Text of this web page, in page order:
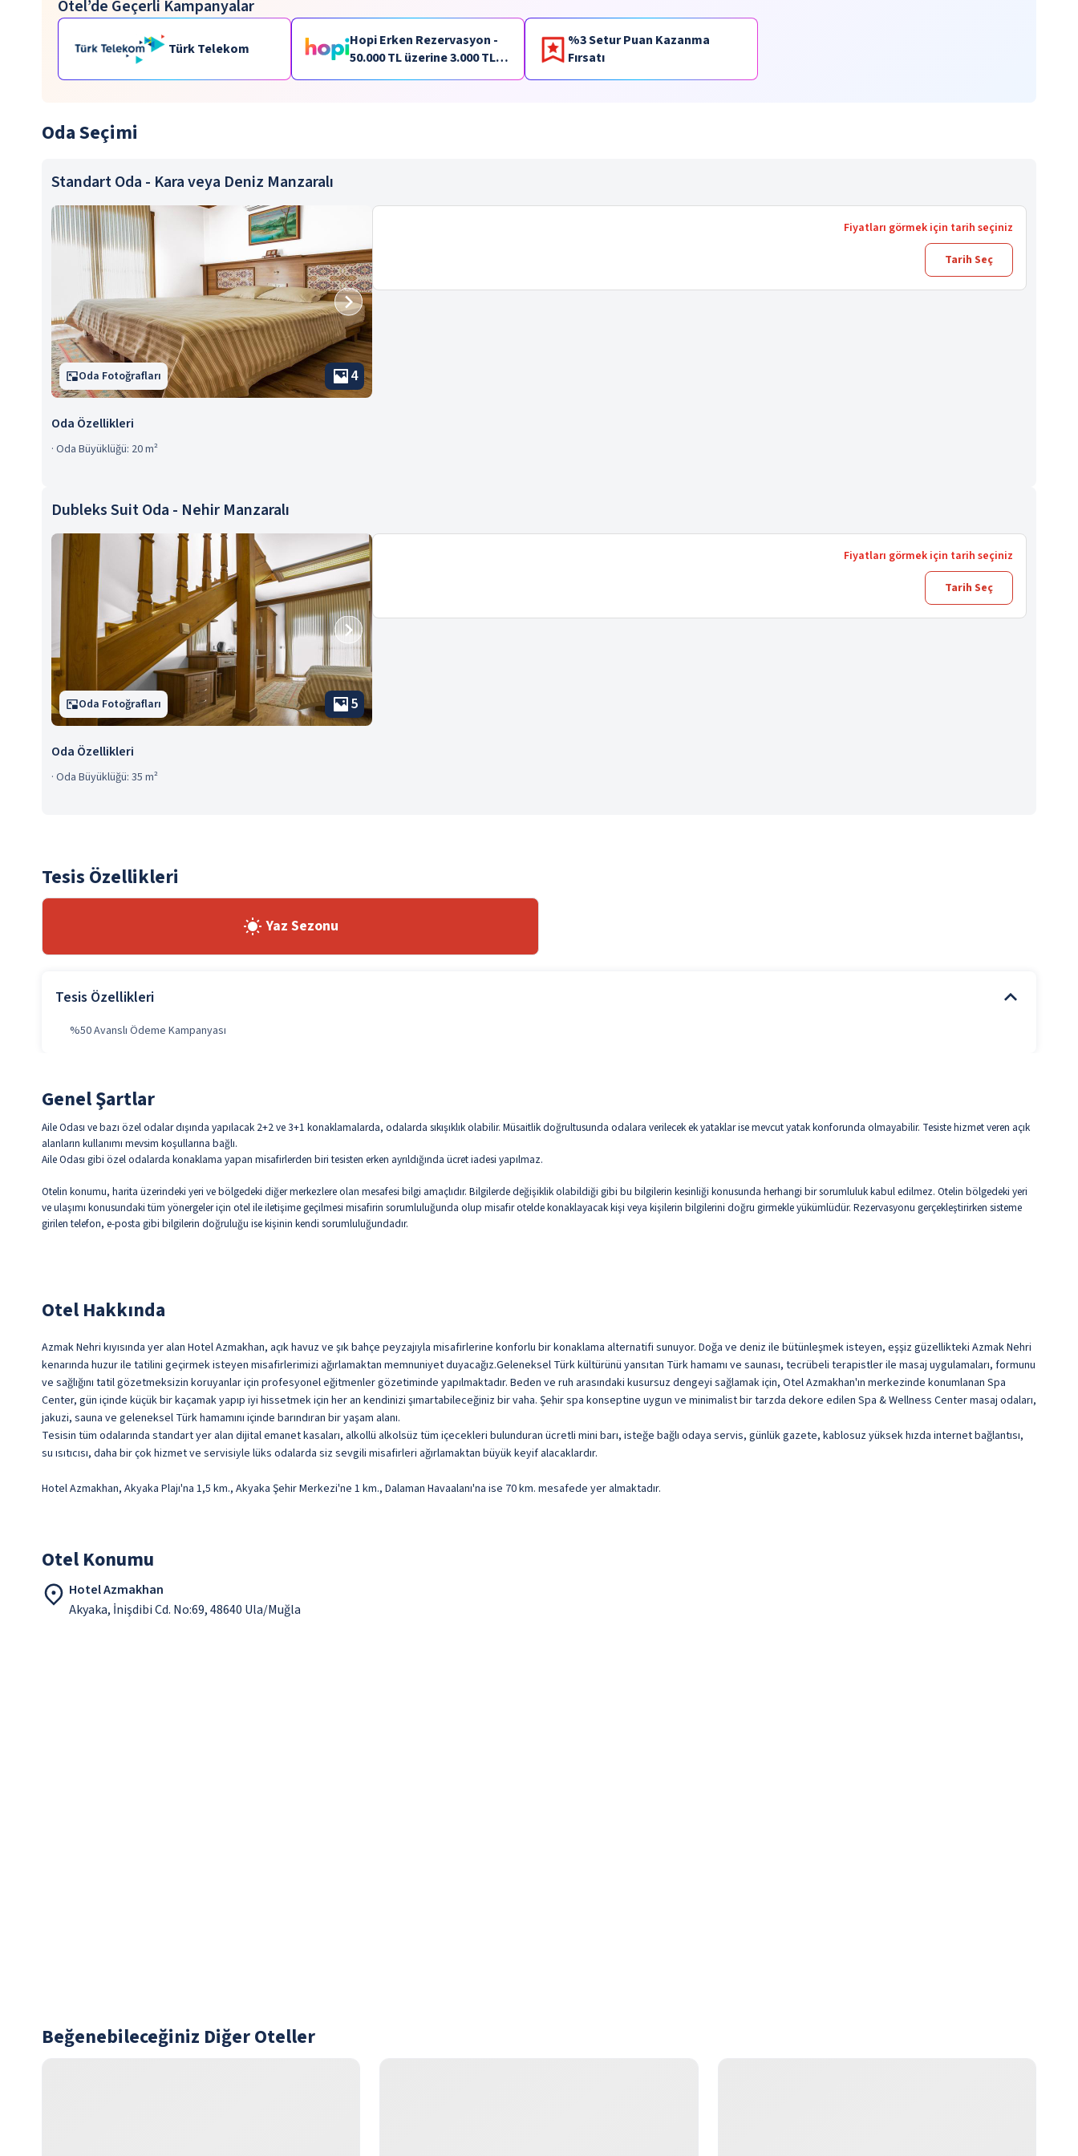
Otel’de Geçerli Kampanyalar
Türk Telekom
Hopi Erken Rezervasyon -
50.000 TL üzerine 3.000 TL
paracık
%3 Setur Puan Kazanma
Fırsatı
Oda Seçimi
Standart Oda - Kara veya Deniz Manzaralı
Oda Fotoğrafları 4
Oda Özellikleri
· Oda Büyüklüğü: 20 m²
Fiyatları görmek için tarih seçiniz
Tarih Seç
Dubleks Suit Oda - Nehir Manzaralı
Oda Fotoğrafları 5
Oda Özellikleri
· Oda Büyüklüğü: 35 m²
Fiyatları görmek için tarih seçiniz
Tarih Seç
Tesis Özellikleri
Yaz Sezonu
Tesis Özellikleri
%50 Avanslı Ödeme Kampanyası
Genel Şartlar
Aile Odası ve bazı özel odalar dışında yapılacak 2+2 ve 3+1 konaklamalarda, odalarda sıkışıklık olabilir. Müsaitlik doğrultusunda odalara verilecek ek yataklar ise mevcut yatak konforunda olmayabilir. Tesiste hizmet veren açık
alanların kullanımı mevsim koşullarına bağlı.
Aile Odası gibi özel odalarda konaklama yapan misafirlerden biri tesisten erken ayrıldığında ücret iadesi yapılmaz.
Otelin konumu, harita üzerindeki yeri ve bölgedeki diğer merkezlere olan mesafesi bilgi amaçlıdır. Bilgilerde değişiklik olabildiği gibi bu bilgilerin kesinliği konusunda herhangi bir sorumluluk kabul edilmez. Otelin bölgedeki yeri
ve ulaşımı konusundaki tüm yönergeler için otel ile iletişime geçilmesi misafirin sorumluluğunda olup misafir otelde konaklayacak kişi veya kişilerin bilgilerini doğru girmekle yükümlüdür. Rezervasyonu gerçekleştirirken sisteme
girilen telefon, e-posta gibi bilgilerin doğruluğu ise kişinin kendi sorumluluğundadır.
Otel Hakkında
Azmak Nehri kıyısında yer alan Hotel Azmakhan, açık havuz ve şık bahçe peyzajıyla misafirlerine konforlu bir konaklama alternatifi sunuyor. Doğa ve deniz ile bütünleşmek isteyen, eşşiz güzellikteki Azmak Nehri
kenarında huzur ile tatilini geçirmek isteyen misafirlerimizi ağırlamaktan memnuniyet duyacağız.Geleneksel Türk kültürünü yansıtan Türk hamamı ve saunası, tecrübeli terapistler ile masaj uygulamaları, formunu
ve sağlığını tatil gözetmeksizin koruyanlar için profesyonel eğitmenler gözetiminde yapılmaktadır. Beden ve ruh arasındaki kusursuz dengeyi sağlamak için, Otel Azmakhan'ın merkezinde konumlanan Spa
Center, gün içinde küçük bir kaçamak yapıp iyi hissetmek için her an kendinizi şımartabileceğiniz bir vaha. Şehir spa konseptine uygun ve minimalist bir tarzda dekore edilen Spa & Wellness Center masaj odaları,
jakuzi, sauna ve geleneksel Türk hamamını içinde barındıran bir yaşam alanı.
Tesisin tüm odalarında standart yer alan dijital emanet kasaları, alkollü alkolsüz tüm içecekleri bulunduran ücretli mini barı, isteğe bağlı odaya servis, günlük gazete, kablosuz yüksek hızda internet bağlantısı,
su ısıtıcısı, daha bir çok hizmet ve servisiyle lüks odalarda siz sevgili misafirleri ağırlamaktan büyük keyif alacaklardır.
Hotel Azmakhan, Akyaka Plajı'na 1,5 km., Akyaka Şehir Merkezi'ne 1 km., Dalaman Havaalanı'na ise 70 km. mesafede yer almaktadır.
Otel Konumu
Hotel Azmakhan
Akyaka, İnişdibi Cd. No:69, 48640 Ula/Muğla
Beğenebileceğiniz Diğer Oteller